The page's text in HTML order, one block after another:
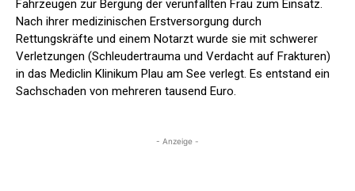
Fahrzeugen zur Bergung der verunfallten Frau zum Einsatz.
Nach ihrer medizinischen Erstversorgung durch
Rettungskräfte und einem Notarzt wurde sie mit schwerer
Verletzungen (Schleudertrauma und Verdacht auf Frakturen)
in das Mediclin Klinikum Plau am See verlegt. Es entstand ein
Sachschaden von mehreren tausend Euro.
- Anzeige -